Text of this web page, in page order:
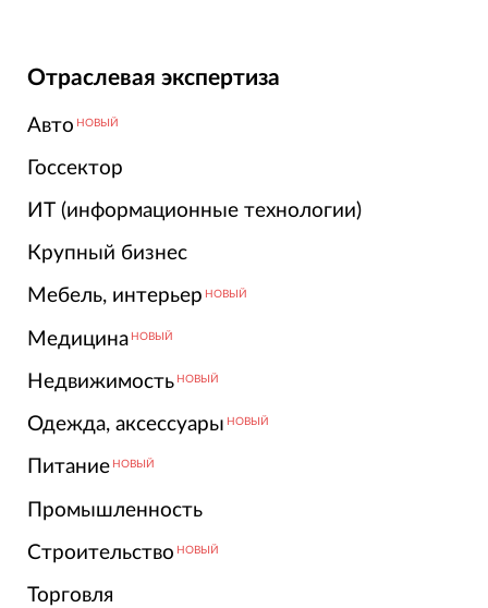
Отраслевая экспертиза
Авто НОВЫЙ
Госсектор
ИТ (информационные технологии)
Крупный бизнес
Мебель, интерьер НОВЫЙ
Медицина НОВЫЙ
Недвижимость НОВЫЙ
Одежда, аксессуары НОВЫЙ
Питание НОВЫЙ
Промышленность
Строительство НОВЫЙ
Торговля